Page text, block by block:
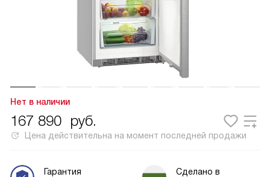
Нет в наличии
167 890 руб.
Цена действительна на момент последней продажи
Гарантия
Сделано в